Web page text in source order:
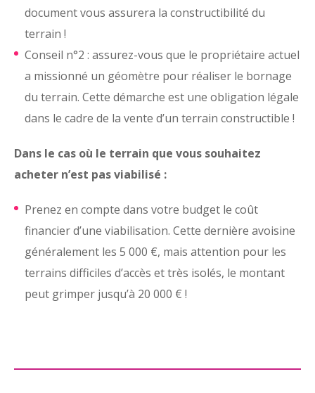
document vous assurera la constructibilité du
terrain !
Conseil n°2 : assurez-vous que le propriétaire actuel
a missionné un géomètre pour réaliser le bornage
du terrain. Cette démarche est une obligation légale
dans le cadre de la vente d’un terrain constructible !
Dans le cas où le terrain que vous souhaitez
acheter n’est pas viabilisé :
Prenez en compte dans votre budget le coût
financier d’une viabilisation. Cette dernière avoisine
généralement les 5 000 €, mais attention pour les
terrains difficiles d’accès et très isolés, le montant
peut grimper jusqu’à 20 000 € !